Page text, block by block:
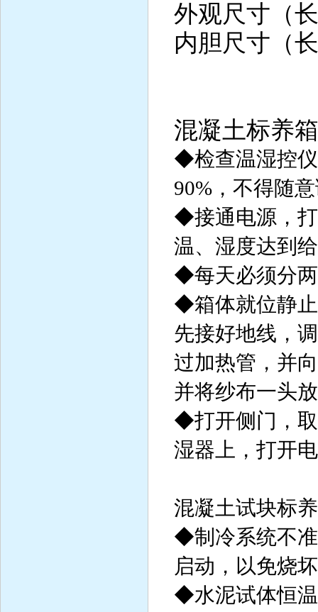
外观尺寸（
内胆尺寸（
混凝土标养
◆检查温湿控
90%，不得随
◆接通电源，
温、湿度达到
◆每天必须分
◆箱体就位静
先接好地线，
过加热管，并
并将纱布一头
◆打开侧门，
湿器上，打开
混凝土试块标
◆制冷系统不
启动，以免烧
◆水泥试体恒